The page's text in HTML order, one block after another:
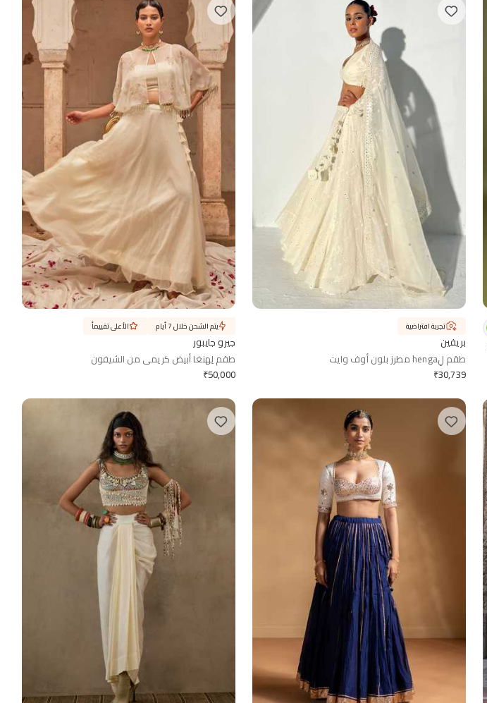
بريفين
طقم لِhenga مطرز بلون أوف وايت
₹30,739
تجربة افتراضية
جيرو جايبور
طقم لِهنغا أبيض كريمي من الشيفون
₹50,000
يتم الشحن خلال 7 أيام الأعلى تقييماً